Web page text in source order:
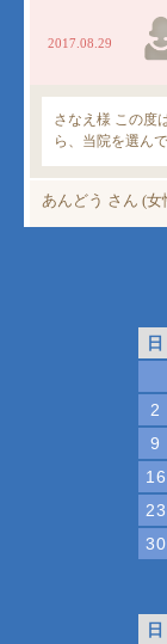
日
2
9
16
23
30
日